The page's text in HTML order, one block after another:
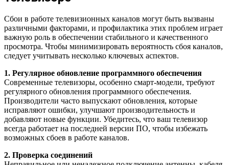
Сбои в работе телевизионных каналов могут быть вызваны
различными факторами, и профилактика этих проблем играет
важную роль в обеспечении стабильного и качественного
просмотра. Чтобы минимизировать вероятность сбоя каналов,
следует учитывать несколько ключевых аспектов.
1. Регулярное обновление программного обеспечения
Современные телевизоры, особенно смарт-модели, требуют
регулярного обновления программного обеспечения.
Производители часто выпускают обновления, которые
исправляют ошибки, улучшают производительность и
добавляют новые функции. Убедитесь, что ваш телевизор
всегда работает на последней версии ПО, чтобы избежать
возможных сбоев в работе каналов.
2. Проверка соединений